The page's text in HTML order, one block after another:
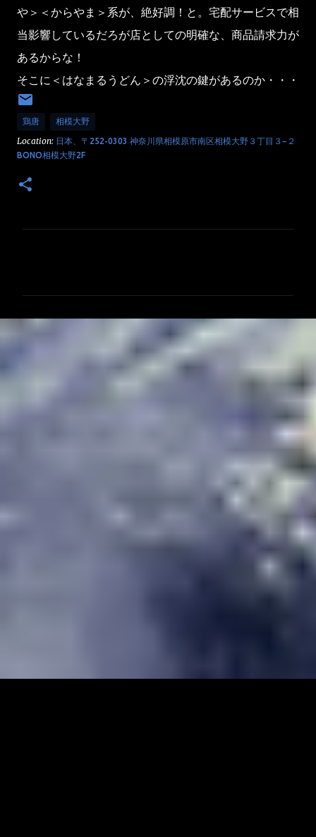
や＞＜からやま＞系が、絶好調！と。宅配サービスで相
当影響しているだろが店としての明確な、商品請求力が
あるからな！
そこに＜はなまるうどん＞の浮沈の鍵があるのか・・・
鶏唐 相模大野
Location: 日本、〒252-0303 神奈川県相模原市南区相模大野３丁目３−２
BONO相模大野2F